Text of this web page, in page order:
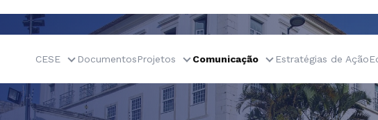
CESE DocumentosProjetos Comunicação Estratégias de Ação